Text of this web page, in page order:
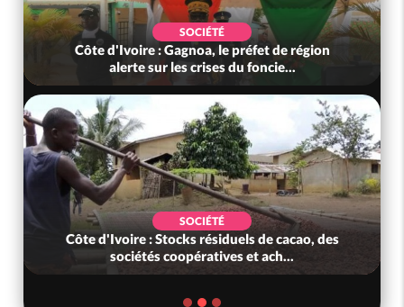
SOCIÉTÉ
Côte d'Ivoire : Gagnoa, le préfet de région
alerte sur les crises du foncie...
SOCIÉTÉ
Côte d'Ivoire : Stocks résiduels de cacao, des
sociétés coopératives et ach...